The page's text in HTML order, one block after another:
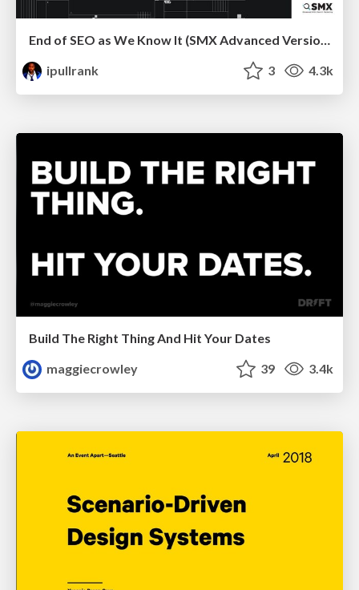
ipullrank
3 4.3k
Build The Right Thing And Hit Your Dates
maggiecrowley
39 3.4k